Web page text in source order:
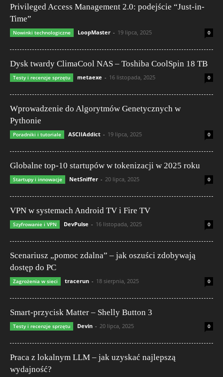
Privileged Access Management 2.0: podejście “Just-in-
Time”
Nowinki technologiczne LoopMaster - 19 lipca, 2025 0
Dysk twardy ClimaCool NAS – Toshiba CoolSpin 18 TB
Testy i recenzje sprzętu metaexe - 16 listopada, 2025 0
Wprowadzenie do Algorytmów Genetycznych w
Pythonie
Poradniki i tutoriale ASCIIAddict - 19 lipca, 2025 0
Globalne top-10 startupów w tokenizacji w 2025 roku
Startupy i innowacje NetSniffer - 20 lipca, 2025 0
VPN w systemach Android TV i Fire TV
Szyfrowanie i VPN DevPulse - 16 listopada, 2025 0
Scenariusz „pomoc zdalna” – jak oszuści zdobywają
dostęp do PC
Zagrożenia w sieci tracerun - 18 sierpnia, 2025 0
Smart-przycisk Matter – Shelly Button 3
Testy i recenzje sprzętu Devin - 20 lipca, 2025 0
Praca z lokalnym LLM – jak uzyskać najlepszą
wydajność?